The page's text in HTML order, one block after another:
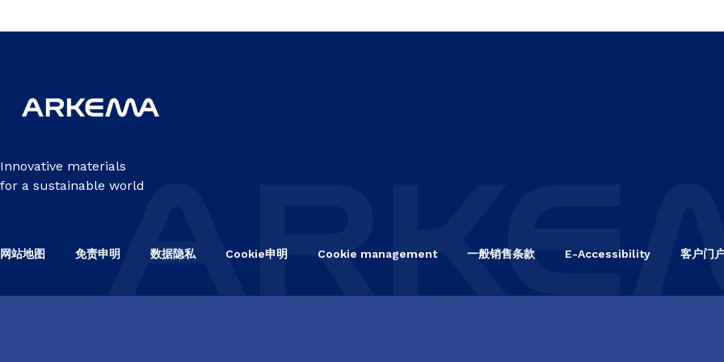
Innovative materials
for a sustainable world
网站地图 免责申明 数据隐私 Cookie申明 Cookie management 一般销售条款 E-Accessibility 客户门